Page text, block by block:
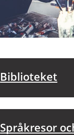
Biblioteket
Språkresor